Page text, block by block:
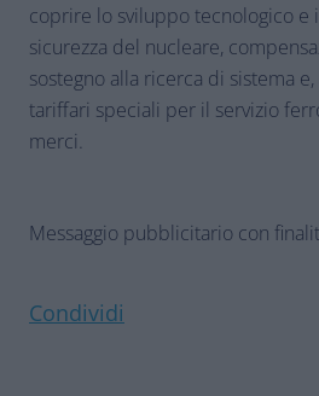
coprire lo sviluppo tecnologico e
sicurezza del nucleare,
sostegno alla ricerca di sistema
tariffari speciali per il servizio
merci.
Messaggio pubblicitario con
Condividi